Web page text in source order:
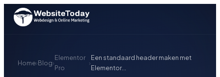
Home›Blog›
Elementor
Pro
›
Een standaard header maken met
Elementor...